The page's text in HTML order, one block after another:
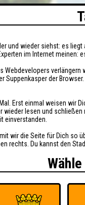
und wieder siehst: es
im Internet meinen:
Suppenkasper der Browser.
Erst einmal weisen wir
wieder lesen und
einverstanden.
wir die Seite für Dich
rechts. Du kannst den